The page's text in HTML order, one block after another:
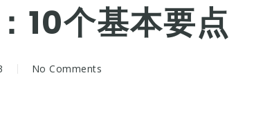
10个基本要点
No Comments